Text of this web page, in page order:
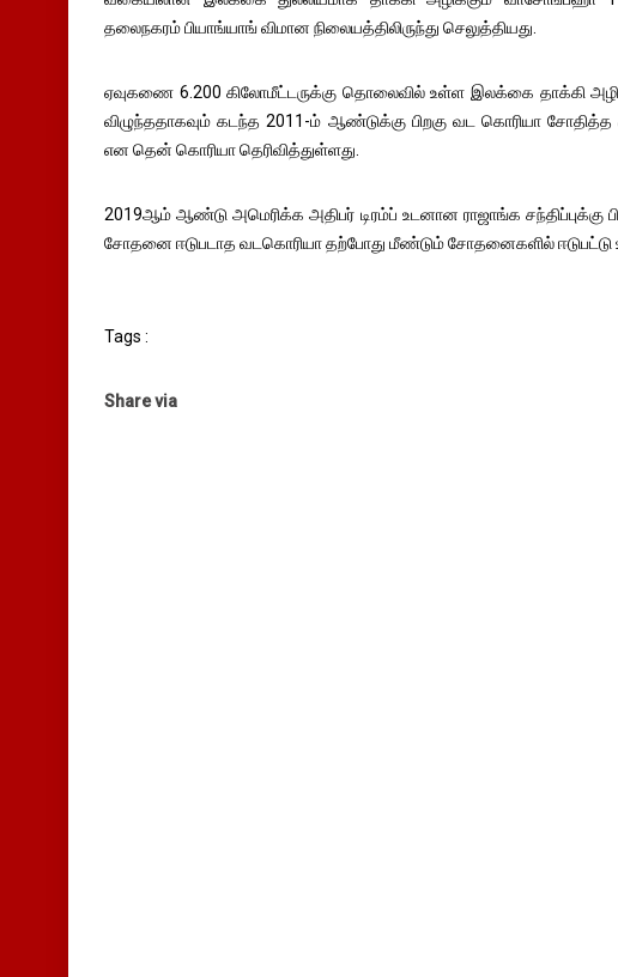
தலைநகரம் பியாங்யாங் விமான நிலையத்திலிருந்து செலுத்தியது.
ஏவுகணை 6.200 கிலோமீட்டருக்கு தொலைவில் உள்ள இலக்கை தாக்கி
விழுந்ததாகவும் கடந்த 2011-ம் ஆண்டுக்கு பிறகு வட கொரியா
என தென் கொரியா தெரிவித்துள்ளது.
2019ஆம் ஆண்டு அமெரிக்க அதிபர் டிரம்ப் உடனான ராஜாங்க
சோதனை ஈடுபடாத வடகொரியா தற்போது மீண்டும் சோதனைகளில் ஈடுபட்டு
Tags :
Share via